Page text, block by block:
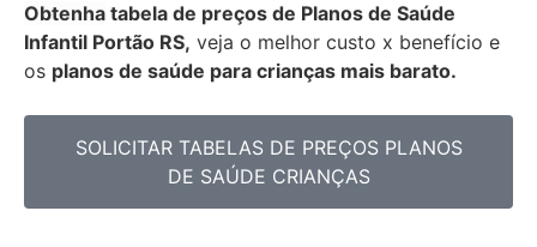
Obtenha tabela de preços de Planos de Saúde
Infantil Portão RS, veja o melhor custo x benefício e
os planos de saúde para crianças mais barato.
SOLICITAR TABELAS DE PREÇOS PLANOS
DE SAÚDE CRIANÇAS